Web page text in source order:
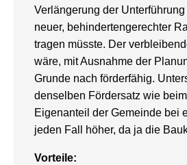
Verlängerung der
neuer, behindertengerechter
tragen müsste. Der
wäre, mit Ausnahme der
Grunde nach förderfähig.
denselben Fördersatz wie
Eigenanteil der Gemeinde bei
jeden Fall höher, da ja die
Vorteile: